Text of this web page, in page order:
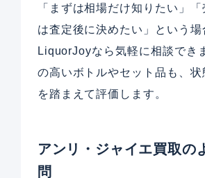
「まずは相場だけ知りたい」
は査定後に決めたい」という場
LiquorJoyなら気軽に相談でき
の高いボトルやセット品も、状
を踏まえて評価します。
アンリ・ジャイエ買取の
問